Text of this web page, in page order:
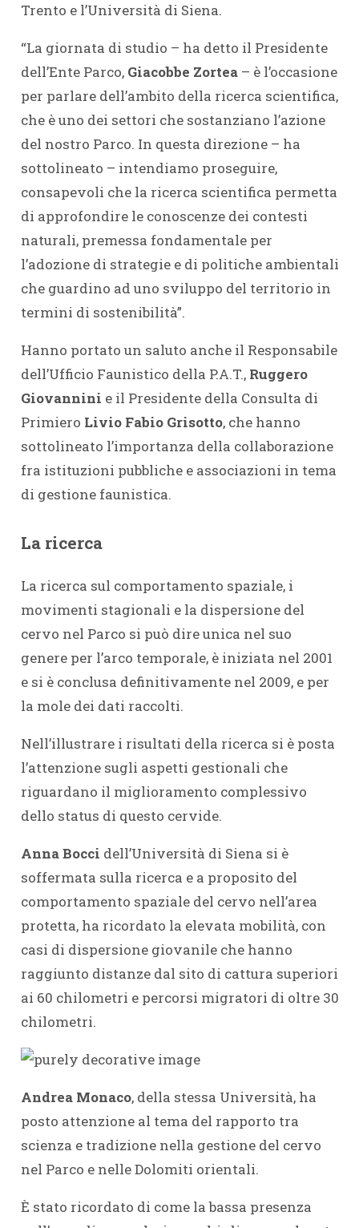
Trento e l’Università di Siena.
“La giornata di studio – ha detto il Presidente
dell’Ente Parco, Giacobbe Zortea– è l’occasione
per parlare dell’ambito della ricerca scientifica,
che è uno dei settori che sostanziano l’azione
del nostro Parco. In questa direzione – ha
sottolineato – intendiamo proseguire,
consapevoli che la ricerca scientifica permetta
di approfondire le conoscenze dei contesti
naturali, premessa fondamentale per
l’adozione di strategie e di politiche ambientali
che guardino ad uno sviluppo del territorio in
termini di sostenibilità”.
Hanno portato un saluto anche il Responsabile
dell’Ufficio Faunistico della P.A.T., Ruggero
Giovannini e il Presidente della Consulta di
Primiero Livio Fabio Grisotto, che hanno
sottolineato l’importanza della collaborazione
fra istituzioni pubbliche e associazioni in tema
di gestione faunistica.
La ricerca
La ricerca sul comportamento spaziale, i
movimenti stagionali e la dispersione del
cervo nel Parco si può dire unica nel suo
genere per l’arco temporale, è iniziata nel 2001
e si è conclusa definitivamente nel 2009, e per
la mole dei dati raccolti.
Nell’illustrare i risultati della ricerca si è posta
l’attenzione sugli aspetti gestionali che
riguardano il miglioramento complessivo
dello status di questo cervide.
Anna Bocci dell’Università di Siena si è
soffermata sulla ricerca e a proposito del
comportamento spaziale del cervo nell’area
protetta, ha ricordato la elevata mobilità, con
casi di dispersione giovanile che hanno
raggiunto distanze dal sito di cattura superiori
ai 60 chilometri e percorsi migratori di oltre 30
chilometri.
Andrea Monaco, della stessa Università, ha
posto attenzione al tema del rapporto tra
scienza e tradizione nella gestione del cervo
nel Parco e nelle Dolomiti orientali.
È stato ricordato di come la bassa presenza